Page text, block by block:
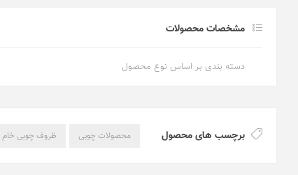
مشخصات محصولات
دسته بندی بر اساس نوع محصول
برچسب های محصول محصولات چوبی ظروف چوبی خام